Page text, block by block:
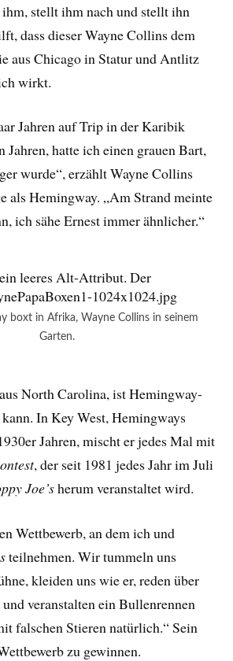
stellt ihm nach und stellt ihn
dass dieser Wayne Collins dem
aus Chicago in Statur und Antlitz
wirkt.
Jahren auf Trip in der Karibik
Jahren, hatte ich einen grauen Bart,
wurde“, erzählt Wayne Collins
als Hemingway. „Am Strand meinte
ich sähe Ernest immer ähnlicher.“
boxt in Afrika, Wayne Collins in seinem
Garten.
North Carolina, ist Hemingway-
In Key West, Hemingways
Jahren, mischt er jedes Mal mit
, der seit 1981 jedes Jahr im Juli
Joe’sherum veranstaltet wird.
Wettbewerb, an dem ich und
teilnehmen. Wir tummeln uns
kleiden uns wie er, reden über
veranstalten ein Bullenrennen
falschen Stieren natürlich.“ Sein
zu gewinnen.